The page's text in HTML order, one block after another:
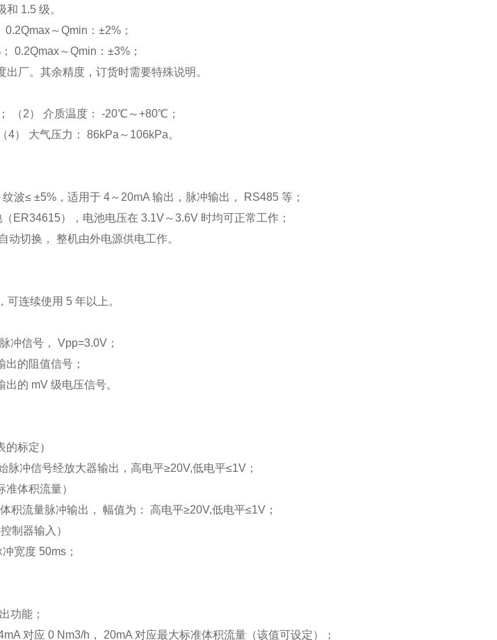
1.5 级。
～Qmin：±2%；
0.2Qmax～Qmin：±3%；
厂。其余精度，订货时需要特殊说明。
（2） 介质温度： -20℃～+80℃；
4） 大气压力： 86kPa～106kPa。
波≤ ±5%，适用于 4～20mA 输出，脉冲输出， RS485 等；
ER34615），电池电压在 3.1V～3.6V 时均可正常工作；
动切换， 整机由外电源供电工作。
可连续使用 5 年以上。
冲信号， Vpp=3.0V；
出的阻值信号；
出的 mV 级电压信号。
的标定）
脉冲信号经放大器输出，高电平≥20V,低电平≤1V；
准体积流量）
积流量脉冲输出， 幅值为： 高电平≥20V,低电平≤1V；
制器输入）
宽度 50ms；
功能；
对应 0 Nm3/h， 20mA 对应最大标准体积流量（该值可设定）；